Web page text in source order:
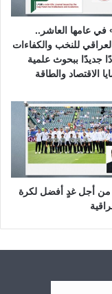
في عامها العاشر..
للنخب والكفاءات
جديدًا ببحوث علمية
الاقتصاد والطاقة
أجل غدٍ أفضل لكرة